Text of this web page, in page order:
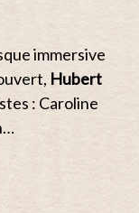
immersive
Hubert
: Caroline
…